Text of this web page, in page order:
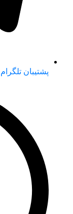
پشتیبان تلگرام